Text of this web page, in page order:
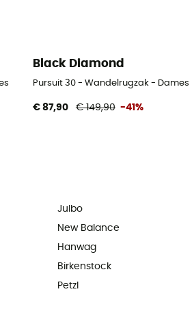
Black Diamond
Pursuit 30 - Wandelrugzak - Dames
€ 87,90 € 149,90 -41%
Julbo
New Balance
Hanwag
Birkenstock
Petzl